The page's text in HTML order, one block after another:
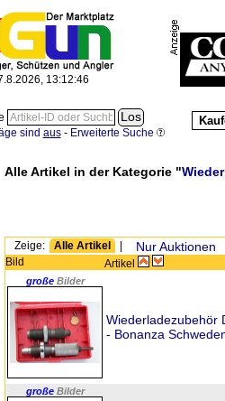
13:12:46
sind aus- Erweiterte Suche
Alle Artikel in der Kategorie "
Zeige: Alle Artikel Nur Auktionen
Bild Artikel
große Bilder
Wiederladezubehör
- Bonanza
große Bilder